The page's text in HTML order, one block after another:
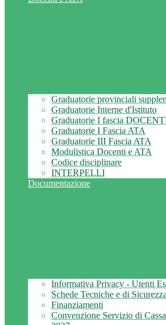
Graduatorie provinciali
Graduatorie Interne d'Istituto
Graduatorie I fascia
Graduatorie I Fascia ATA
Graduatorie III Fascia ATA
Modulistica Docenti e ATA
Codice disciplinare
INTERPELLI
Documentazione
Informativa Privacy - Utenti
Schede Tecniche e di
Finanziamenti
Convenzione Servizio di